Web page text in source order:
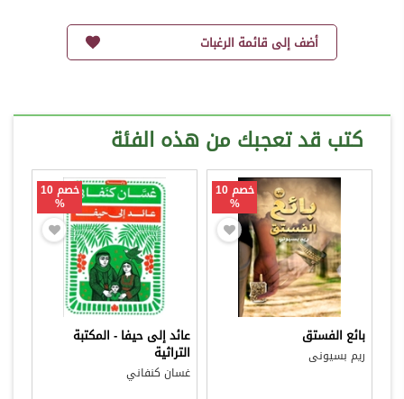
أضف إلى قائمة الرغبات
كتب قد تعجبك من هذه الفئة
خصم 10
%
بائع الفستق
ريم بسيونى
خصم 10
%
عائد إلى حيفا - المكتبة
التراثية
غسان كنفاني